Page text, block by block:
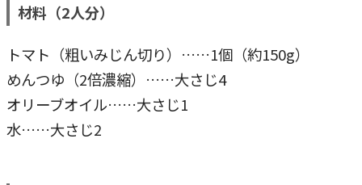
材料（2人分）
トマト（粗いみじん切り）……1個（約150g）
めんつゆ（2倍濃縮）……大さじ4
オリーブオイル……大さじ1
水……大さじ2